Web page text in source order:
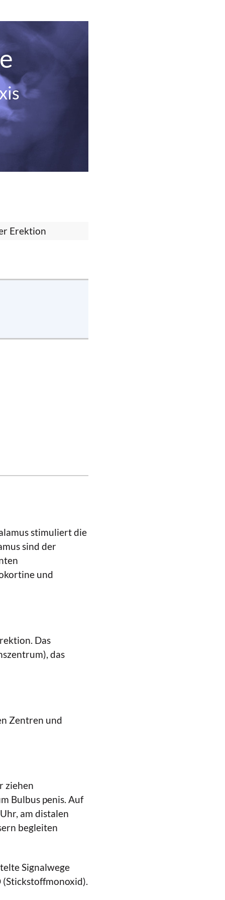
Erektion
stimuliert die
sind der
und
Das
das
Zentren und
ziehen
Bulbus penis. Auf
am distalen
begleiten
Signalwege